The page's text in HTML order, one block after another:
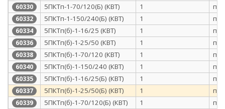
60330 5ПКТп-1-70/120(Б) (КВТ) 1 п/э
60332 5ПКТп-1-150/240(Б) (КВТ) 1 п/э
60334 5ПКТп(б)-1-16/25 (КВТ) 1 п/э
60336 5ПКТп(б)-1-25/50 (КВТ) 1 п/э
60338 5ПКТп(б)-1-70/120 (КВТ) 1 п/э
60340 5ПКТп(б)-1-150/240 (КВТ) 1 п/э
60335 5ПКТп(б)-1-16/25(Б) (КВТ) 1 п/э
60337 5ПКТп(б)-1-25/50(Б) (КВТ) 1 п/э
60339 5ПКТп(б)-1-70/120(Б) (КВТ) 1 п/э